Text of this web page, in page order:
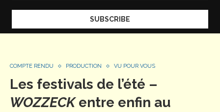
COMPTE RENDU PRODUCTION VU POUR VOUS
Les festivals de l’été –
WOZZECKentre enfin au